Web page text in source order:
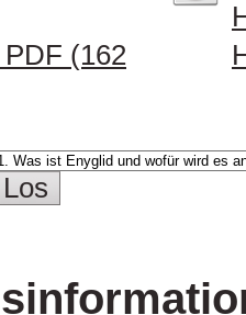
(162